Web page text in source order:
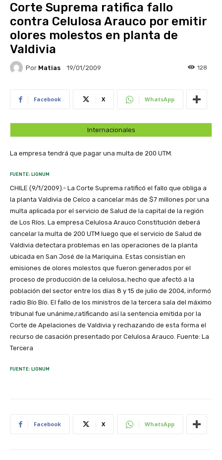
Corte Suprema ratifica fallo
contra Celulosa Arauco por emitir
olores molestos en planta de
Valdivia
Por Matias 19/01/2009 128
Facebook X WhatsApp
Internacionales
La empresa tendrá que pagar una multa de 200 UTM.
FUENTE: LIGNUM
CHILE (9/1/2009).- La Corte Suprema ratificó el fallo que obliga a
la planta Valdivia de Celco a cancelar más de $7 millones por una
multa aplicada por el servicio de Salud de la capital de la región
de Los Ríos. La empresa Celulosa Arauco Constitución deberá
cancelar la multa de 200 UTM luego que el servicio de Salud de
Valdivia detectara problemas en las operaciones de la planta
ubicada en San José de la Mariquina. Estas consistían en
emisiones de olores molestos que fueron generados por el
proceso de producción de la celulosa, hecho que afectó a la
población del sector entre los días 8 y 15 de julio de 2004, informó
radio Bío Bío. El fallo de los ministros de la tercera sala del máximo
tribunal fue unánime,ratificando así la sentencia emitida por la
Corte de Apelaciones de Valdivia y rechazando de esta forma el
recurso de casación presentado por Celulosa Arauco. Fuente: La
Tercera
FUENTE: LIGNUM
Facebook X WhatsApp